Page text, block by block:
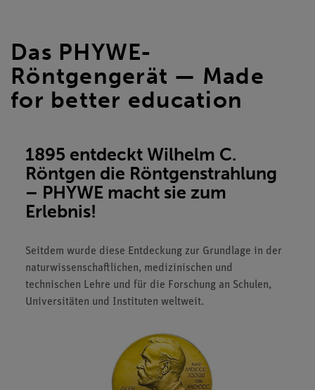
Das PHYWE-
Röntgengerät — Made
for better education
1895 entdeckt Wilhelm C.
Röntgen die Röntgenstrahlung
– PHYWE macht sie zum
Erlebnis!
Seitdem wurde diese Entdeckung zur Grundlage in der
naturwissenschaftlichen, medizinischen und
technischen Lehre und für die Forschung an Schulen,
Universitäten und Instituten weltweit.